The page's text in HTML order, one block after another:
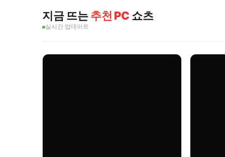
지금 뜨는추천 PC 쇼츠
실시간 업데이트